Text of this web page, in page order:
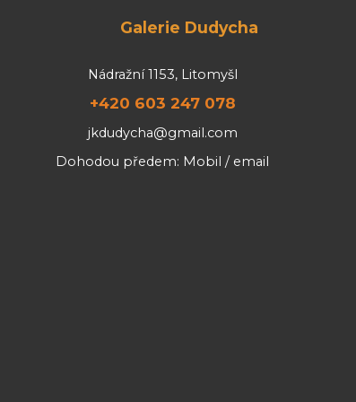
Galerie Dudycha
Nádražní 1153, Litomyšl
+420 603 247 078
jkdudycha@gmail.com
Dohodou předem: Mobil / email